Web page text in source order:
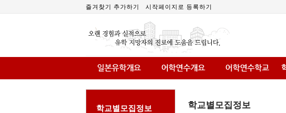
즐겨찾기 추가하기 시작페이지로 등록하기
학교별모집정보 학교별모집정보